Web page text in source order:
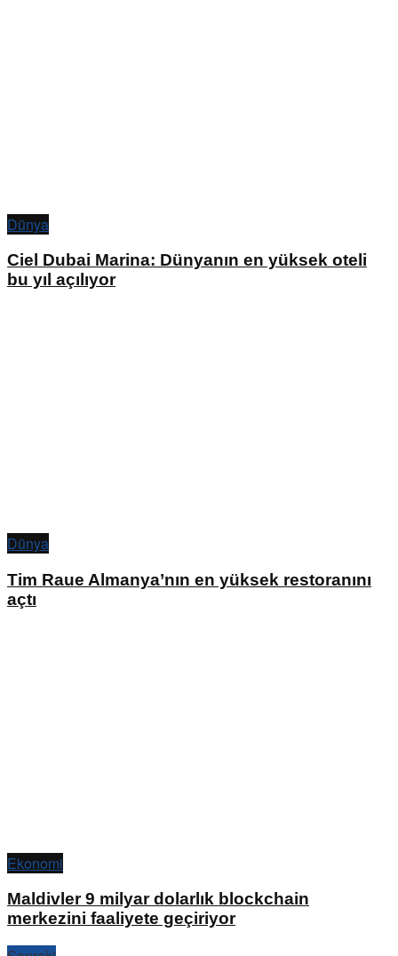
Dünya
Ciel Dubai Marina: Dünyanın en yüksek oteli
bu yıl açılıyor
Dünya
Tim Raue Almanya’nın en yüksek restoranını
açtı
Ekonomi
Maldivler 9 milyar dolarlık blockchain
merkezini faaliyete geçiriyor